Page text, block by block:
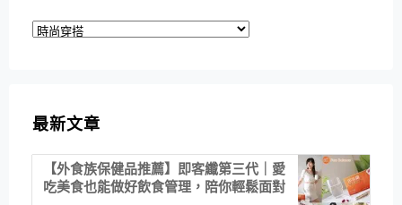
分
最新文章
【外食族保健品推薦】即客纖第三代｜愛
吃美食也能做好飲食管理，陪你輕鬆面對